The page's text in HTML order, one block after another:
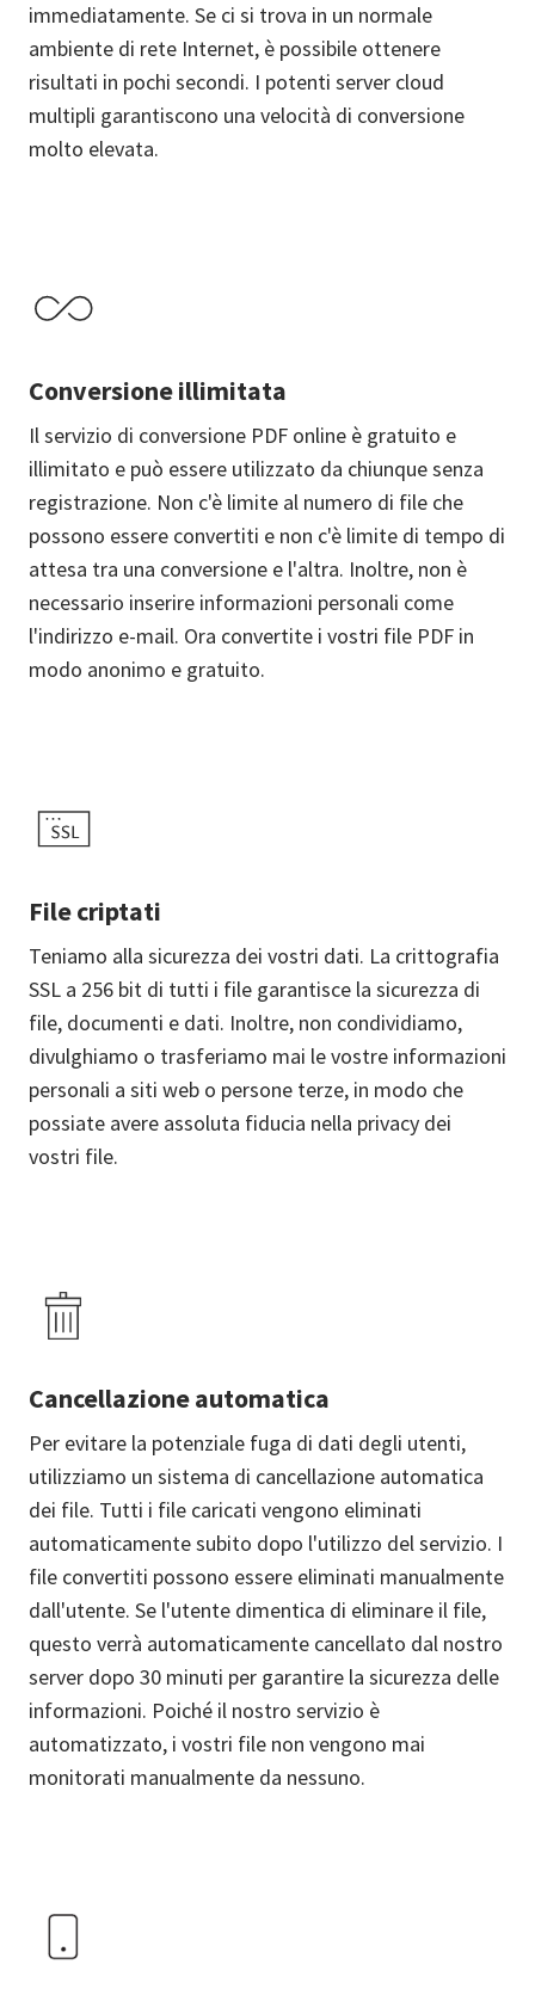
immediatamente. Se ci si trova in un normale
ambiente di rete Internet, è possibile ottenere
risultati in pochi secondi. I potenti server cloud
multipli garantiscono una velocità di conversione
molto elevata.
Conversione illimitata
Il servizio di conversione PDF online è gratuito e
illimitato e può essere utilizzato da chiunque senza
registrazione. Non c'è limite al numero di file che
possono essere convertiti e non c'è limite di tempo di
attesa tra una conversione e l'altra. Inoltre, non è
necessario inserire informazioni personali come
l'indirizzo e-mail. Ora convertite i vostri file PDF in
modo anonimo e gratuito.
File criptati
Teniamo alla sicurezza dei vostri dati. La crittografia
SSL a 256 bit di tutti i file garantisce la sicurezza di
file, documenti e dati. Inoltre, non condividiamo,
divulghiamo o trasferiamo mai le vostre informazioni
personali a siti web o persone terze, in modo che
possiate avere assoluta fiducia nella privacy dei
vostri file.
Cancellazione automatica
Per evitare la potenziale fuga di dati degli utenti,
utilizziamo un sistema di cancellazione automatica
dei file. Tutti i file caricati vengono eliminati
automaticamente subito dopo l'utilizzo del servizio. I
file convertiti possono essere eliminati manualmente
dall'utente. Se l'utente dimentica di eliminare il file,
questo verrà automaticamente cancellato dal nostro
server dopo 30 minuti per garantire la sicurezza delle
informazioni. Poiché il nostro servizio è
automatizzato, i vostri file non vengono mai
monitorati manualmente da nessuno.